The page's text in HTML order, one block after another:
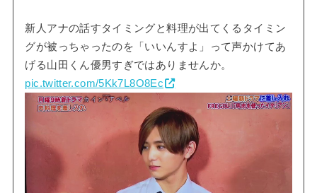
新人アナの話すタイミングと料理が出てくるタイミン
グが被っちゃったのを「いいんすよ」って声かけてあ
げる山田くん優男すぎではありませんか。
pic.twitter.com/5Kk7L8O8Ec